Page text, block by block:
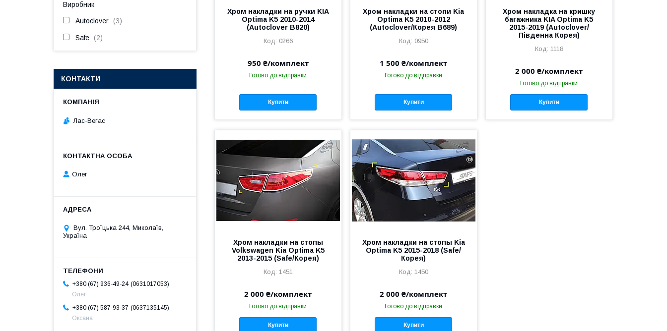
Хром накладки на ручки KIA
Optima K5 2010-2014
(Autoclover B820)
0266
950 ₴/комплект
Готово до відправки
Купити
Хром накладки на стопи Kia
Optima K5 2010-2012
(Autoclover/Корея B689)
0950
1 500 ₴/комплект
Готово до відправки
Купити
Хром накладка на кришку
багажника KIA Optima K5
2015-2019 (Autoclover/
Південна Корея)
1118
2 000 ₴/комплект
Готово до відправки
Купити
Хром накладки на стопы
Volkswagen Kia Optima K5
2013-2015 (Safe/Корея)
1451
2 000 ₴/комплект
Готово до відправки
Купити
Хром накладки на стопы Kia
Optima K5 2015-2018 (Safe/
Корея)
1450
2 000 ₴/комплект
Готово до відправки
Купити
Виробник
Autoclover 3
Safe 2
КОНТАКТИ
Лас-Вегас
Олег
Вул. Троїцька 244, Миколаїв,
Україна
+380 (67) 936-49-24 0631017053
Олег
+380 (67) 587-93-37
0637135145
Оксана